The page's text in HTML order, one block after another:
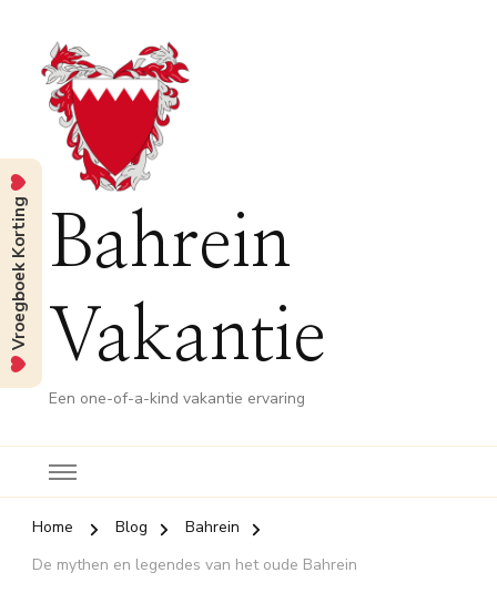
Bahrein
Vakantie
Een one-of-a-kind vakantie ervaring
Home Blog
Bahrein
De mythen en legendes van het oude Bahrein
Vroegboek Korting